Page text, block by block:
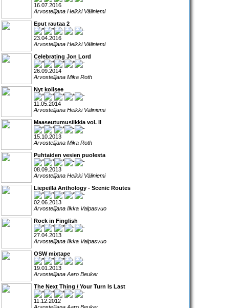
16.07.2016
Arvostelijana Heikki Väliniemi
Eput rautaa 2
23.04.2016
Arvostelijana Heikki Väliniemi
Celebrating Jon Lord
26.09.2014
Arvostelijana Mika Roth
Nyt kolisee
11.05.2014
Arvostelijana Heikki Väliniemi
Maaseutumusiikkia vol. II
15.10.2013
Arvostelijana Mika Roth
Puhtaiden vesien puolesta
08.09.2013
Arvostelijana Heikki Väliniemi
Liepeillä Anthology - Scenic Routes
02.06.2013
Arvostelijana Ilkka Valpasvuo
Rock in Finglish
27.04.2013
Arvostelijana Ilkka Valpasvuo
OSW mixtape
19.01.2013
Arvostelijana Aaro Beuker
The Next Thing / Your Turn Is Last
11.12.2012